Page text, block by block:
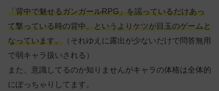
「背中で魅せるガンガールRPG」を謡っているだけあっ
て撃っている時の背中、というよりケツが目玉のゲームと
なっています。 （それゆえに露出が少ないだけで問答無用
で弱キャラ扱いされる）
また、意識してるのか知りませんがキャラの体格は全体的
にぽっちゃりしてます。